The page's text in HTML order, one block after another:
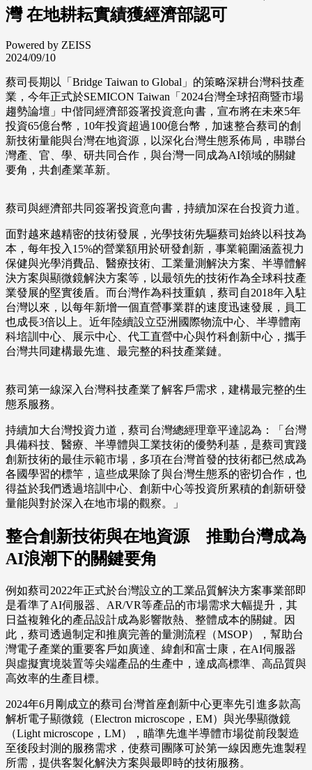
灣 在地耕耘實績獲經濟部認可
Powered by ZEISS
2024/09/10
蔡司長期以「Bridge Taiwan to Global」的策略深耕台灣科技產
業，今年正式於SEMICON Taiwan「2024台灣全球招商暨市場
趨勢論壇」中偕同經濟部簽署投資意向書，宣布將在未來5年
投資65億台幣，10年投資超過100億台幣，加速整合蔡司的創
新技術量能與台灣在地資源，以深化台灣生態系佈局，串聯台
灣產、官、學、研共同合作，與台灣一同成為AI領域的關鍵
要角，共創產業革新。
蔡司與經濟部共同簽署投資意向書，持續加深在台投資力道。
面對越來越精密的技術發展，光學技術先驅蔡司始終以科技為
本，每年投入15%的營業額用於研發創新，事業範圍涵蓋視力
保健與光學消費品、醫療技術、工業量測解決方案、半導體解
決方案與顯微鏡解決方案等，以最領先的技術作為全球科技產
業發展的堅實後盾。而台灣作為科技重鎮，蔡司自2018年入駐
台灣以來，以每年新增一個直營事業群的速度迅速發展，員工
也成長3倍以上。近年陸續設立亞洲國際物流中心、半導體南
科培訓中心、展示中心、代工直營中心與竹科創新中心，攜手
台灣共同建構最先進、最完整的科技產業鏈。
蔡司第一線深入台灣科技產業了解客戶需求，建構最完整的生
態系服務。
持續加大台灣投資力道，蔡司台灣總經理章平達認為：「台灣
具備科技、醫療、半導體與工業技術的優勢利基，是蔡司實踐
創新技術的最佳示範市場，多項在台灣首發的技術都已然成為
各國學習的標竿，這些成果除了與台灣生態系的密切合作，也
得益於我們透過培訓中心、創新中心等投資所累積的創新研發
量能與對於深入在地市場的觀察。」
整合創新技術與在地資源 推動台灣成為
AI浪潮下的關鍵要角
例如蔡司2022年正式於台灣設立的工業品質解決方案事業部即
是看準了AI伺服器、AR/VR等產品的市場需求大幅提升，其
日益複雜化的產品設計成為影響散熱、整體成本的關鍵。因
此，蔡司透過制定和推廣完善的量測流程（MSOP），幫助台
灣電子產業的重要客戶如廣達、緯創和富士康，在AI伺服器
與虛擬實境裝置等尖端產品的生產中，達成高標準、高品質與
高效率的生產目標。
2024年6月剛成立的蔡司台灣首座創新中心更率先引進多款高
解析電子顯微鏡（Electron microscope，EM）與光學顯微鏡
（Light microscope，LM），瞄準先進半導體市場從前段製造
至後段封測的服務需求，使蔡司團隊可於第一線因應先進製程
所需，提供客製化解決方案與最即時的技術服務。